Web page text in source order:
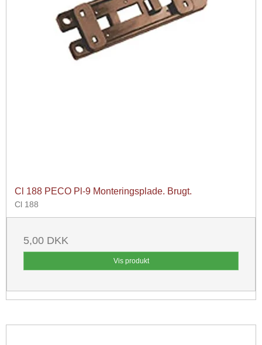
Cl 188 PECO Pl-9 Monteringsplade. Brugt.
Cl 188
5,00 DKK
Vis produkt